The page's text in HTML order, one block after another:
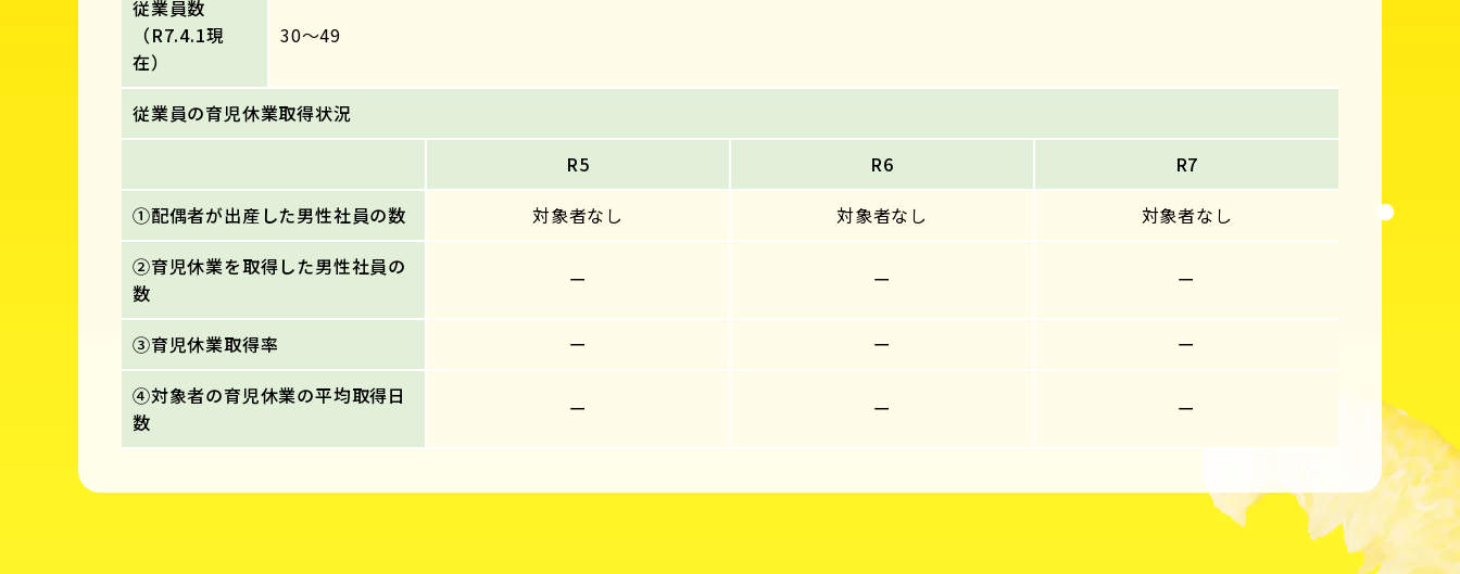
従業員数
（R7.4.1現
在）
30～49
従業員の育児休業取得状況
R5
R6
R7
①配偶者が出産した男性社員の数
対象者なし 対象者なし
対象者なし
②育児休業を取得した男性社員の
数
ー ー ー
③育児休業取得率 ー ー
ー
④対象者の育児休業の平均取得日
数
ー ー ー